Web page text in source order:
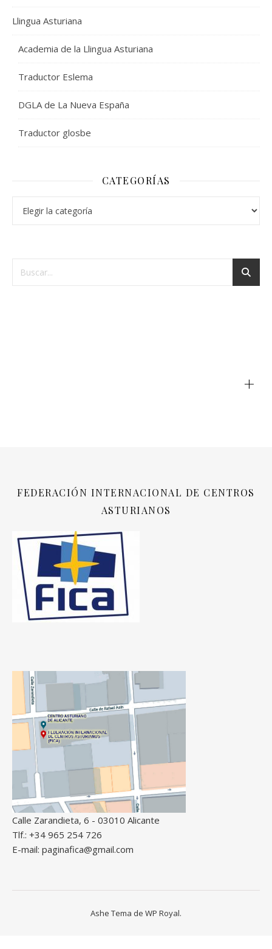
Llingua Asturiana
Academia de la Llingua Asturiana
Traductor Eslema
DGLA de La Nueva España
Traductor glosbe
CATEGORÍAS
+
FEDERACIÓN INTERNACIONAL DE CENTROS
ASTURIANOS
Calle Zarandieta, 6 - 03010 Alicante
Tlf.: +34 965 254 726
E-mail: paginafica@gmail.com
Ashe Tema de WP Royal.